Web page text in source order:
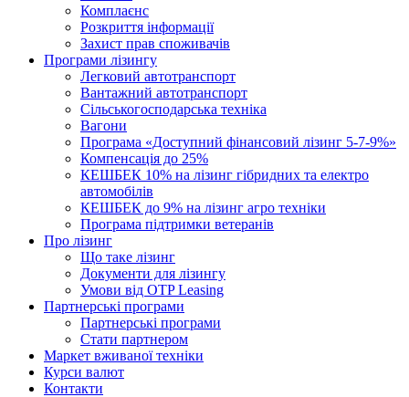
Комплаєнс
Розкриття інформації
Захист прав споживачів
Програми лізингу
Легковий автотранспорт
Вантажний автотранспорт
Cільськогосподарська техніка
Вагони
Програма «Доступний фінансовий лізинг 5-7-9%»
Компенсація до 25%
КЕШБЕК 10% на лізинг гібридних та електро
автомобілів
КЕШБЕК до 9% на лізинг агро техніки
Програма підтримки ветеранів
Про лізинг
Що таке лізинг
Документи для лізингу
Умови від OTP Leasing
Партнерські програми
Партнерські програми
Стати партнером
Маркет вживаної техніки
Курси валют
Контакти